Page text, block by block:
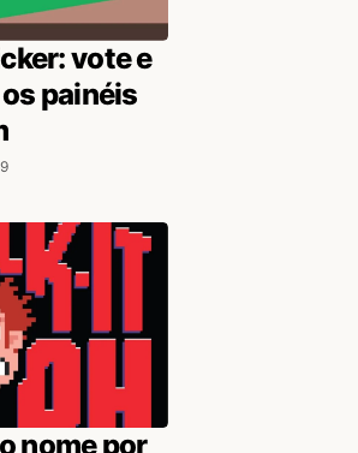
vote e
painéis
nome por